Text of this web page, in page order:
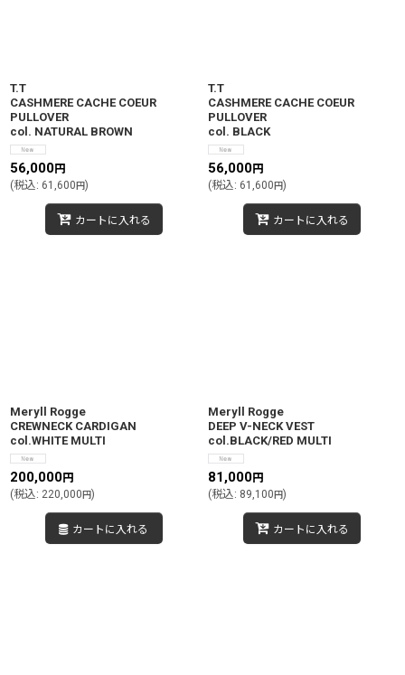
T.T
CASHMERE CACHE COEUR
PULLOVER
col. NATURAL BROWN
56,000円
(税込: 61,600円)
カートに入れる
T.T
CASHMERE CACHE COEUR
PULLOVER
col. BLACK
56,000円
(税込: 61,600円)
カートに入れる
Meryll Rogge
CREWNECK CARDIGAN
col.WHITE MULTI
200,000円
(税込: 220,000円)
カートに入れる
Meryll Rogge
DEEP V-NECK VEST
col.BLACK/RED MULTI
81,000円
(税込: 89,100円)
カートに入れる